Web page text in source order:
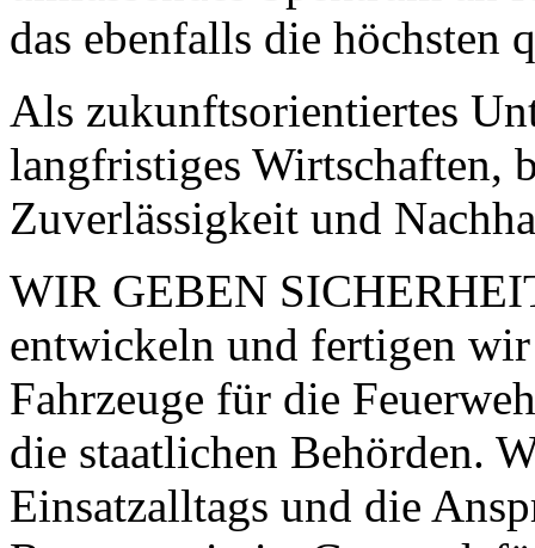
das ebenfalls die
Als zukunftsorientiertes
langfristiges Wirtschaften,
Zuverlässigkeit und
WIR GEBEN
entwickeln und fertigen
Fahrzeuge für die
die staatlichen Behörden.
Einsatzalltags und die